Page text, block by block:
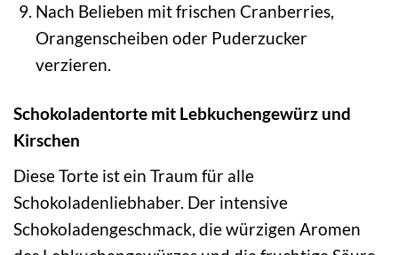
Nach Belieben mit frischen Cranberries,
Orangenscheiben oder Puderzucker
verzieren.
Schokoladentorte mit Lebkuchengewürz und
Kirschen
Diese Torte ist ein Traum für alle
Schokoladenliebhaber. Der intensive
Schokoladengeschmack, die würzigen Aromen